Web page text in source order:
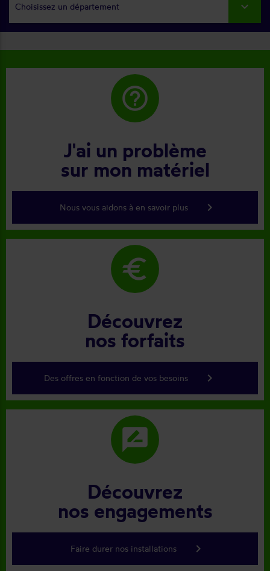
Choisissez un département
help_outline
J'ai un problème
sur mon matériel
Nous vous aidons à en savoir plus keyboard_arrow_right
euro
Découvrez
nos forfaits
Des offres en fonction de vos besoins keyboard_arrow_right
rate_review
Découvrez
nos engagements
Faire durer nos installations keyboard_arrow_right